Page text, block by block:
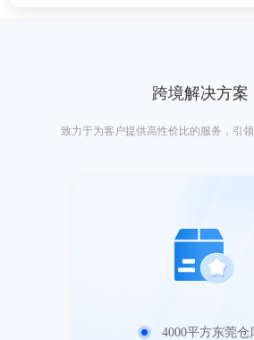
跨境解决方案
致力于为客户提供高性价比的服务，引
4000平方东莞仓